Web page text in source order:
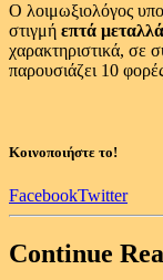
Ο λοιμωξιολόγος
στιγμή επτά
χαρακτηριστικά, σε
παρουσιάζει 10
Κοινοποιήστε το!
FacebookTwitter
Continue